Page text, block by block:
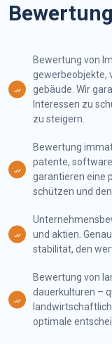
Bewertung von
gewerbeobjekte,
gebäude. Wir
Interessen zu
zu steigern.
Bewertung
patente,
garantieren eine
schützen und
und aktien.
stabilität, den
Bewertung von
dauerkulturen –
optimale